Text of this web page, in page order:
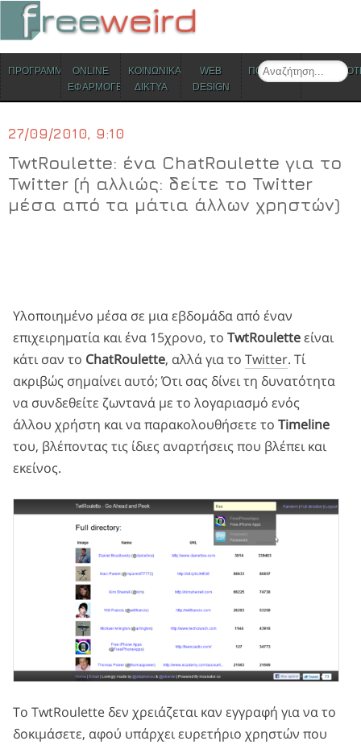
Search
Skip to content
ΠΡΟΓΡΑΜΜΑΤΑONLINE
ΕΦΑΡΜΟΓΕΣ
ΚΟΙΝΩΝΙΚΑ
ΔΙΚΤΥΑ
WEB
DESIGN
ΠΟΛΙΤΙΣΜΟΣ
27/09/2010, 9:10
TwtRoulette: ένα ChatRoulette για το
Twitter (ή αλλιώς: δείτε το Twitter
μέσα από τα μάτια άλλων χρηστών)
Υλοποιημένο μέσα σε μια εβδομάδα από έναν
επιχειρηματία και ένα 15χρονο, το TwtRouletteείναι
κάτι σαν το ChatRoulette, αλλά για το Twitter. Τί
ακριβώς σημαίνει αυτό; Ότι σας δίνει τη δυνατότητα
να συνδεθείτε ζωντανά με το λογαριασμό ενός
άλλου χρήστη και να παρακολουθήσετε το Timeline
του, βλέποντας τις ίδιες αναρτήσεις που βλέπει και
εκείνος.
Το TwtRoulette δεν χρειάζεται καν εγγραφή για να το
δοκιμάσετε, αφού υπάρχει ευρετήριο χρηστών που